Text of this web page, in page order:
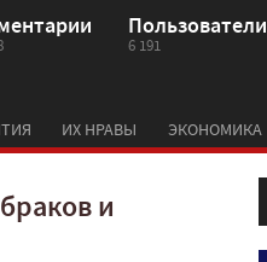
Пользователи
6 191
ИХ НРАВЫ ЭКОНОМИКА
и